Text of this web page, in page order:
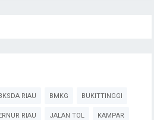
RIAU BMKG BUKITTINGGI
RIAU JALAN TOL KAMPAR